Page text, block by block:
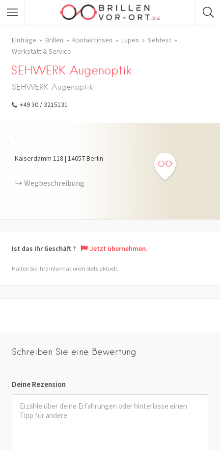
Einträge Brillen Kontaktlinsen Lupen
Sehtest
Werkstatt & Service
SEHWERK Augenoptik
SEHWERK Augenoptik
+49 30 / 3215131
Kaiserdamm 118 | 14057Berlin
Wegbeschreibung
Ist das Ihr Geschäft ? Jetzt übernehmen.
Halten Sie Ihre Informationen stets aktuell.
Schreiben Sie eine Bewertung
Deine Rezension